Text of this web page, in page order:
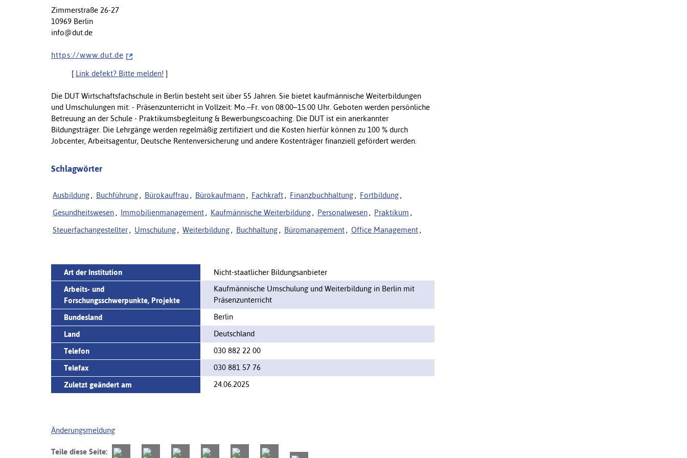
Zimmerstraße 26-27
10969 Berlin
info@dut.de
h t t p s : / / w w w . d u t . d e
[ Link defekt? Bitte melden! ]
Die DUT Wirtschaftsfachschule in Berlin besteht seit über 55 Jahren. Sie bietet kaufmännische Weiterbildungen
und Umschulungen mit: - Präsenzunterricht in Vollzeit: Mo.–Fr. von 08:00–15:00 Uhr. Geboten werden persönliche
Betreuung an der Schule - Praktikumsbegleitung & Bewerbungscoaching. Die DUT ist ein anerkannter
Bildungsträger. Die Lehrgänge werden regelmäßig zertifiziert und die Kosten hierfür können zu 100 % durch
Jobcenter, Arbeitsagentur, Deutsche Rentenversicherung und andere Kostenträger finanziell gefördert werden.
Schlagwörter
Ausbildung , Buchführung , Bürokauffrau , Bürokaufmann , Fachkraft , Finanzbuchhaltung , Fortbildung ,
Gesundheitswesen , Immobilienmanagement , Kaufmännische Weiterbildung , Personalwesen , Praktikum ,
Steuerfachangestellter , Umschulung , Weiterbildung , Buchhaltung , Büromanagement , Office Management ,
Art der Institution
Nicht-staatlicher Bildungsanbieter
Arbeits- und
Forschungsschwerpunkte, Projekte
Kaufmännische Umschulung und Weiterbildung in Berlin mit
Präsenzunterricht
Bundesland
Berlin
Land
Deutschland
Telefon
030 882 22 00
Telefax
030 881 57 76
Zuletzt geändert am
24.06.2025
Änderungsmeldung
Teile diese Seite: